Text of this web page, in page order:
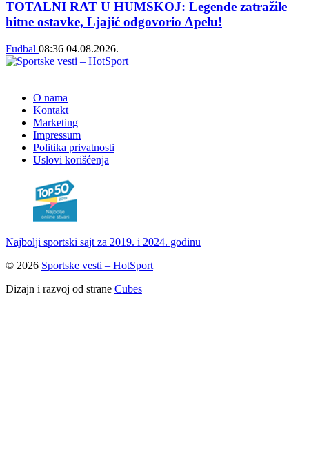
TOTALNI RAT U HUMSKOJ: Legende zatražile
hitne ostavke, Ljajić odgovorio Apelu!
Fudbal 08:36 04.08.2026.
O nama
Kontakt
Marketing
Impressum
Politika privatnosti
Uslovi korišćenja
Najbolji sportski sajt za 2019. i 2024. godinu
© 2026 Sportske vesti – HotSport
Dizajn i razvoj od strane Cubes